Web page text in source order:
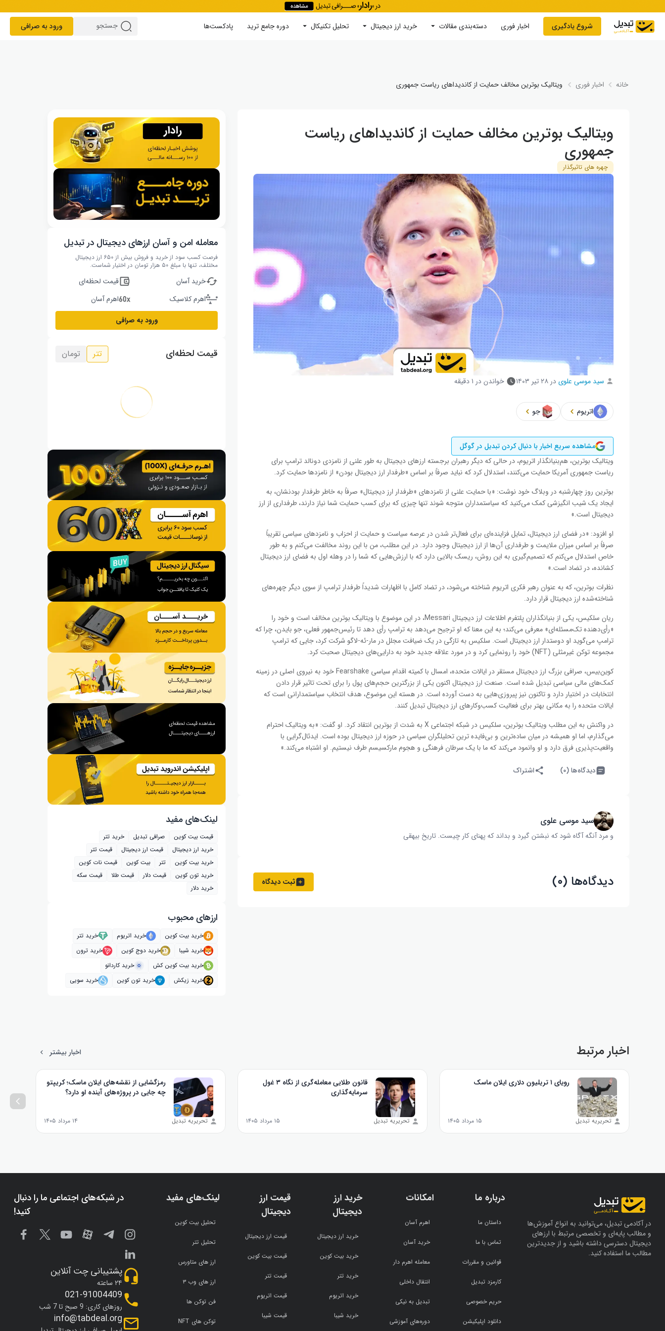
شروع یادگیری اخبار فوری دسته‌بندی مقالات خرید ارز دیجیتال تحلیل تکنیکال دوره‌ جامع ترید پادکست‌ها جستجو ورود به صرافی
خانه اخبار فوری ویتالیک بوترین مخالف حمایت از کاندیداهای ریاست جمهوری
ویتالیک بوترین مخالف حمایت از کاندیداهای ریاست
جمهوری
چهره های تاثیرگذار
سید موسی علوی در ۲۸ تیر ۱۴۰۳ خواندن در ۱ دقیقه
اتریوم جو
مشاهده سریع اخبار با دنبال کردن تبدیل در گوگل
ویتالیک بوترین، هم‌بنیانگذار اتریوم، در حالی که دیگر رهبران برجسته ارزهای دیجیتال به طور علنی از نامزدی دونالد ترامپ برای
ریاست جمهوری آمریکا حمایت می‌کنند، استدلال کرد که نباید صرفاً بر اساس «طرفدار ارز دیجیتال بودن» از نامزدها حمایت کرد.
بوترین روز چهارشنبه در وبلاگ خود نوشت: «با حمایت علنی از نامزدهای «طرفدار ارز دیجیتال» صرفاً به خاطر طرفدار بودنشان، به
ایجاد یک شیب انگیزشی کمک می‌کنید که سیاستمداران متوجه شوند تنها چیزی که برای کسب حمایت شما نیاز دارند، طرفداری از ارز
دیجیتال است.»
او افزود: «در فضای ارز دیجیتال، تمایل فزاینده‌ای برای فعال‌تر شدن در عرصه سیاست و حمایت از احزاب و نامزدهای سیاسی تقریباً
صرفاً بر اساس میزان ملایمت و طرفداری آن‌ها از ارز دیجیتال وجود دارد. در این مطلب، من با این روند مخالفت می‌کنم و به طور
خاص استدلال می‌کنم که تصمیم‌گیری به این روش، ریسک بالایی دارد که با ارزش‌هایی که شما را در وهله اول به فضای ارز دیجیتال
کشانده، در تضاد است.»
نظرات بوترین، که به عنوان رهبر فکری اتریوم شناخته می‌شود، در تضاد کامل با اظهارات شدیداً طرفدار ترامپ از سوی دیگر چهره‌های
شناخته‌شده ارز دیجیتال قرار دارد.
ریان سلکیس، یکی از بنیانگذاران پلتفرم اطلاعات ارز دیجیتال Messari، در این موضوع با ویتالیک بوترین مخالف است و خود را
«رأی‌دهنده تک‌مسئله‌ای» معرفی می‌کند؛ به این معنا که او ترجیح می‌دهد به ترامپ رأی دهد تا رئیس‌جمهور فعلی، جو بایدن، چرا که
ترامپ می‌گوید او دوستدار ارز دیجیتال است. سلکیس به تازگی در یک ضیافت مجلل در مار-ئه-لاگو شرکت کرد، جایی که ترامپ
مجموعه توکن غیرمثلی (NFT) خود را رونمایی کرد و در مورد علاقه جدید خود به دارایی‌های دیجیتال صحبت کرد.
کوین‌بیس، صرافی بزرگ ارز دیجیتال مستقر در ایالات متحده، امسال با کمیته اقدام سیاسی Fearshake خود به نیروی اصلی در زمینه
کمک‌های مالی سیاسی تبدیل شده است. صنعت ارز دیجیتال اکنون یکی از بزرگترین حجم‌های پول را برای تحت تاثیر قرار دادن
انتخابات در اختیار دارد و تاکنون نیز پیروزی‌هایی به دست آورده است. در هسته این موضوع، هدف انتخاب سیاستمدارانی است که
ایالات متحده را به مکانی بهتر برای فعالیت کسب‌وکارهای ارز دیجیتال تبدیل کنند.
در واکنش به این مطلب ویتالیک بوترین، سلکیس در شبکه اجتماعی X به شدت از بوترین انتقاد کرد. او گفت: «به ویتالیک احترام
می‌گذارم، اما او همیشه در میان ساده‌ترین و بی‌فایده ترین تحلیلگران سیاسی در حوزه ارز دیجیتال بوده است. ایدئال‌گرایی با
واقعیت‌پذیری فرق دارد و او وانمود می‌کند که ما با یک سرطان فرهنگی و هجوم مارکسیسم طرف نیستیم. او اشتباه می‌کند.»
دیدگاه‌ها (۰) اشتراک
سید موسی علوی
و مرد آنگه آگاه شود که نبشتن گیرد و بداند که پهنای کار چیست‌. تاریخ بیهقی
دیدگاه‌ها (۰) ثبت دیدگاه
معامله امن و آسان ارزهای دیجیتال در تبدیل
فرصت کسب سود از خرید و فروش بیش از ۶۵۰ ارز دیجیتال
مختلف، تنها با مبلغ ۵۰ هزار تومان در اختیار شماست.
خرید آسان
قیمت لحظه‌ای
اهرم کلاسیک
اهرم آسان
ورود به صرافی
قیمت لحظه‌ای تتر تومان
لینک‌های مفید
قیمت بیت کوین صرافی تبدیل
خرید تتر
خرید ارز دیجیتال
قیمت ارز دیجیتال
قیمت تتر
خرید بیت‌ کوین
تتر بیت کوین
قیمت نات کوین
خرید تون کوین
قیمت دلار قیمت طلا
قیمت سکه
خرید دلار
ارز‌های محبوب
خرید بیت کوین خرید اتریوم
خرید تتر
خرید شیبا
خرید دوج کوین
خرید ترون
خرید بیت کوین کش
خرید کاردانو
خرید زیکش
خرید تون کوین خرید سویی
اخبار مرتبط اخبار بیشتر
رویای ۱ تریلیون دلاری ایلان ماسک
تحریریه تبدیل ۱۵ مرداد ۱۴۰۵
قانون طلایی معامله‌گری از نگاه ۳ غول
سرمایه‌گذاری
تحریریه تبدیل ۱۵ مرداد ۱۴۰۵
رمزگشایی از نقشه‌های ایلان ماسک؛ کریپتو
چه جایی در پروژه‌های آینده او دارد؟
تحریریه تبدیل ۱۴ مرداد ۱۴۰۵
در آکادمی تبدیل، می‌توانید به انواع آموزش‌ها
و مطالب پایه‌ای و تخصصی مرتبط با ارزهای
دیجیتال دسترسی داشته باشید و از جدیدترین
مطالب ما استفاده کنید.
درباره ما
داستان ما
تماس با ما
قوانین و مقررات
کارمزد تبدیل
حریم خصوصی
دانلود اپلیکیشن
امکانات
اهرم آسان
خرید آسان
معامله اهرم دار
انتقال داخلی
تبدیل به نیکی
دوره‌های آموزشی
خرید ارز
دیجیتال
خرید ارز دیجیتال
خرید بیت کوین
خرید تتر
خرید اتریوم
خرید شیبا
قیمت ارز
دیجیتال
قیمت ارز دیجیتال
قیمت بیت کوین
قیمت تتر
قیمت اتریوم
قیمت شیبا
لینک‌های مفید
تحلیل بیت کوین
تحلیل تتر
ارز های متاورس
ارز های وب ۳
فن توکن ها
توکن های NFT
در شبکه‌های اجتماعی ما را دنبال
کنید!
پشتیبانی چت آنلاین
۲۴ ساعته
021-91004409
روزهای کاری: 9 صبح تا 7 شب
info@tabdeal.org